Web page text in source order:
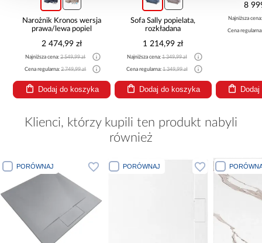
Narożnik Kronos wersja
prawa/lewa popiel
2 474,99 zł
Najniższa cena:2 549,99 zł
Cena regularna:2 749,99 zł
Dodaj do koszyka
Sofa Sally popielata,
rozkładana
1 214,99 zł
Najniższa cena:1 349,99 zł
Cena regularna:1 349,99 zł
Dodaj do koszyka
8
Najniższa
Cena
Klienci, którzy kupili ten produkt nabyli
również
PORÓWNAJ PORÓWNAJ PORÓWNAJ